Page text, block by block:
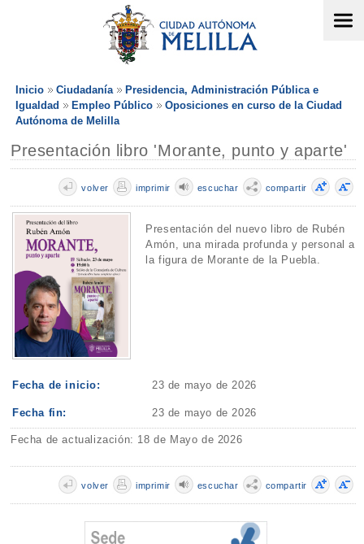
Inicio Ciudadanía
Presidencia, Administración Pública e
Igualdad
Empleo Público
Oposiciones en curso de la Ciudad
Autónoma de Melilla
Presentación libro 'Morante, punto y aparte'
compartir
escuchar
imprimir
volver
Presentación del nuevo libro de Rubén
Amón, una mirada profunda y personal a
la figura de Morante de la Puebla.
Fecha de inicio: 23 de mayo de 2026
Fecha fin: 23 de mayo de 2026
Fecha de actualización: 18 de Mayo de 2026
compartir
escuchar
imprimir
volver